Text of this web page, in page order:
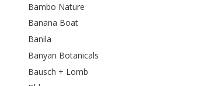
Bambo Nature
Banana Boat
Banila
Banyan Botanicals
Bausch + Lomb